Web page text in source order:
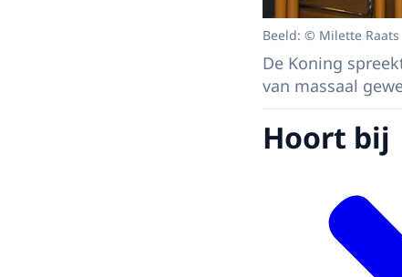
Beeld: © Milette Raats
De Koning
van massaal
Hoort bij